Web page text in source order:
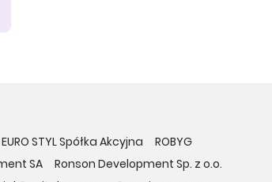
EURO STYL Spółka Akcyjna
ROBYG
SA
Ronson Development Sp. z o.o.